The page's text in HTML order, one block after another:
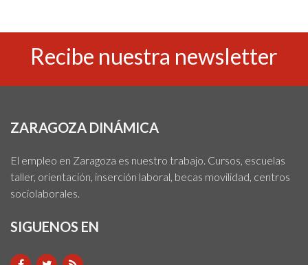
Recibe nuestra newsletter
ZARAGOZA DINÁMICA
El empleo en Zaragoza es nuestro trabajo. Cursos, escuelas
taller, orientación, inserción laboral, becas movilidad, centros
sociolaborales.
SIGUENOS EN